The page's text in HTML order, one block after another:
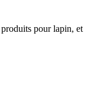
pour lapin, et